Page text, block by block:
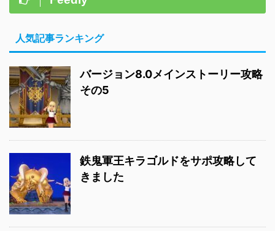
人気記事ランキング
バージョン8.0メインストーリー攻略
その5
鉄鬼軍王キラゴルドをサポ攻略して
きました